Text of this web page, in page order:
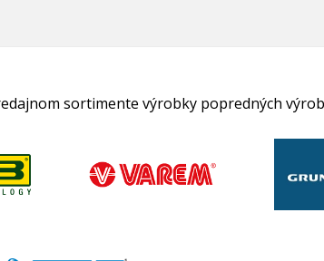
sortimente výrobky popredných